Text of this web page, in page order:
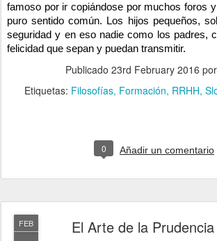
famoso por ir copiándose por muchos foros
puro sentido común. Los hijos pequeños,
seguridad y en eso nadie como los padres,
felicidad que sepan y puedan transmitir.
Publicado 23rd February 2016 por
Etiquetas: Filosofías Formación RRHH
0 Añadir un comentario
FEB
El Arte de la